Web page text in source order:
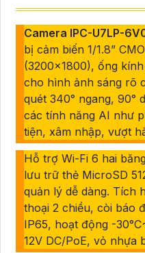
Camera IPC-U7LP-
bị cảm biến 1/1.8”
(3200×1800), ống
cho hình ảnh sáng rõ
quét 340° ngang, 90°
các tính năng AI như
tiện, xâm nhập, vượt
Hỗ trợ Wi-Fi 6 hai
lưu trữ thẻ MicroSD
quản lý dễ dàng. Tích
thoại 2 chiều, còi báo
IP65, hoạt động -
12V DC/PoE, vỏ nhựa